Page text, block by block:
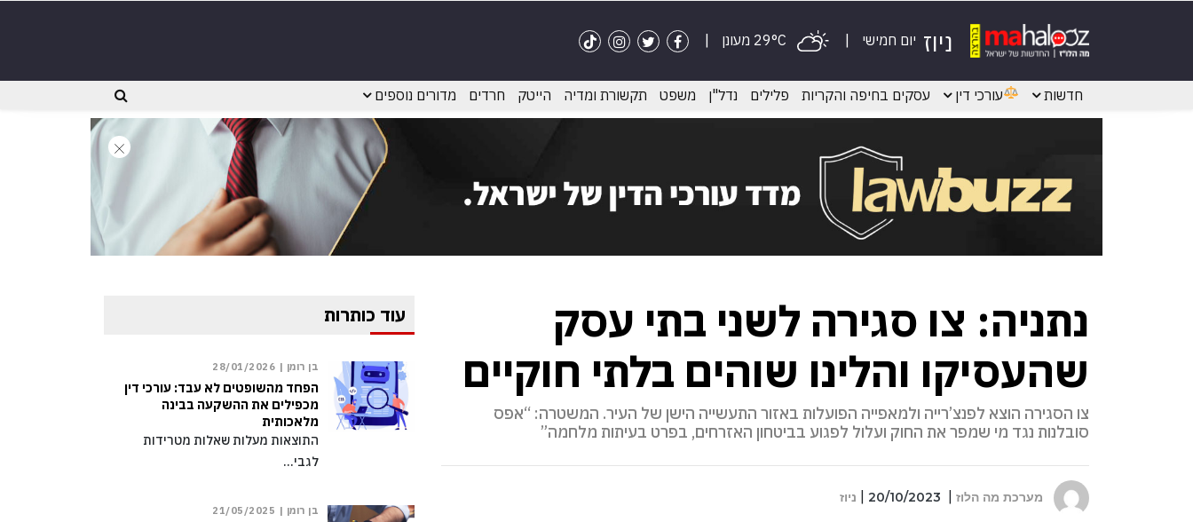
יום חמישי ניוז
חדשות עורכי דין עסקים בחיפה והקריות פלילים נדל"ן משפט תקשורת ומדיה הייטק חרדים מדורים נוספים
נתניה: צו סגירה לשני בתי עסק
שהעסיקו והלינו שוהים בלתי חוקיים
צו הסגירה הוצא לפנצ’רייה ולמאפייה הפועלות באזור התעשייה הישן של העיר. המשטרה: “אפס
סובלנות נגד מי שמפר את החוק ועלול לפגוע בביטחון האזרחים, בפרט בעיתות מלחמה”
מערכת מה הלוז 20/10/2023 ניוז
עוד כותרות
בן רומן | 28/01/2026
הפחד מהשופטים לא עבד: עורכי דין
מכפילים את ההשקעה בבינה
מלאכותית
התוצאות מעלות שאלות מטרידות
לגבי…
בן רומן | 21/05/2025